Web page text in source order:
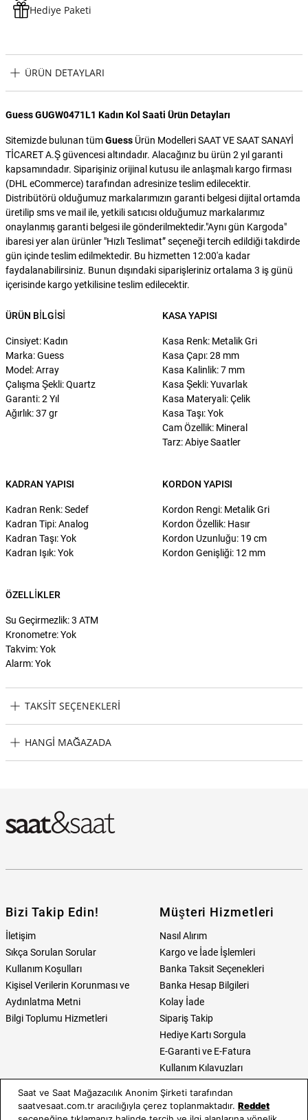
Hediye Paketi
ÜRÜN DETAYLARI
Guess GUGW0471L1 Kadın Kol Saati Ürün Detayları
Sitemizde bulunan tümGuess Ürün Modelleri SAAT VE SAAT SANAYİ
TİCARET A.Ş güvencesi altındadır. Alacağınız bu ürün 2 yıl garanti
kapsamındadır. Siparişiniz orijinal kutusu ile anlaşmalı kargo firması
(DHL eCommerce) tarafından adresinize teslim edilecektir.
Distribütörü olduğumuz markalarımızın garanti belgesi dijital ortamda
üretilip sms ve mail ile, yetkili satıcısı olduğumuz markalarımız
onaylanmış garanti belgesi ile gönderilmektedir."Aynı gün Kargoda"
ibaresi yer alan ürünler "Hızlı Teslimat” seçeneği tercih edildiği takdirde
gün içinde teslim edilmektedir. Bu hizmetten 12:00'a kadar
faydalanabilirsiniz. Bunun dışındaki siparişleriniz ortalama 3 iş günü
içerisinde kargo yetkilisine teslim edilecektir.
ÜRÜN BILGISI
Cinsiyet: Kadın
Marka: Guess
Model: Array
Çalışma Şekli: Quartz
Garanti: 2 Yıl
Ağırlık: 37 gr
KASA YAPISI
Kasa Renk: Metalik Gri
Kasa Çapı: 28 mm
Kasa Kalinlik: 7 mm
Kasa Şekli: Yuvarlak
Kasa Materyali: Çelik
Kasa Taşı: Yok
Cam Özellik: Mineral
Tarz: Abiye Saatler
KADRAN YAPISI
Kadran Renk: Sedef
Kadran Tipi: Analog
Kadran Taşı: Yok
Kadran Işık: Yok
KORDON YAPISI
Kordon Rengi: Metalik Gri
Kordon Özellik: Hasır
Kordon Uzunluğu: 19 cm
Kordon Genişliği: 12 mm
ÖZELLIKLER
Su Geçirmezlik: 3 ATM
Kronometre: Yok
Takvim: Yok
Alarm: Yok
TAKSIT SEÇENEKLERI
HANGI MAĞAZADA
Bizi Takip Edin!
İletişim
Sıkça Sorulan Sorular
Kullanım Koşulları
Kişisel Verilerin Korunması ve
Aydınlatma Metni
Bilgi Toplumu Hizmetleri
Müşteri Hizmetleri
Nasıl Alırım
Kargo ve İade İşlemleri
Banka Taksit Seçenekleri
Banka Hesap Bilgileri
Kolay İade
Sipariş Takip
Hediye Kartı Sorgula
E-Garanti ve E-Fatura
Kullanım Kılavuzları
Saat ve Saat Kategoriler
Saat ve Saat Mağazacılık Anonim Şirketi tarafından
saatvesaat.com.tr aracılığıyla çerez toplanmaktadır. Reddet